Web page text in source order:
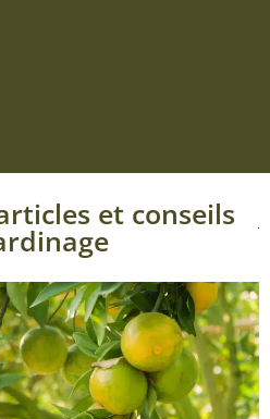
et conseils